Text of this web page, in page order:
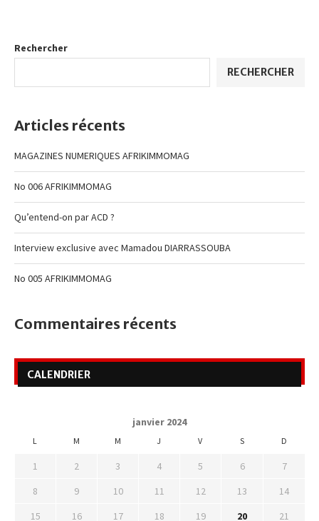
Rechercher
RECHERCHER
Articles récents
MAGAZINES NUMERIQUES AFRIKIMMOMAG
No 006 AFRIKIMMOMAG
Qu’entend-on par ACD ?
Interview exclusive avec Mamadou DIARRASSOUBA
No 005 AFRIKIMMOMAG
Commentaires récents
CALENDRIER
janvier 2024
L M M J V S D
1 2 3 4 5 6
7
8
9 10 11 12 13
14
15
16 17 18 19 20 21